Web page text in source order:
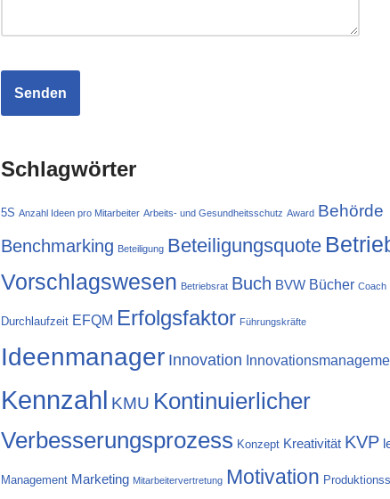
Schlagwörter
5S Anzahl Ideen pro Mitarbeiter Arbeits- und Gesundheitsschutz Award Behörde
Benchmarking Beteiligung Beteiligungsquote
Vorschlagswesen Betriebsrat Buch BVW Bücher Coach
Durchlaufzeit EFQM Erfolgsfaktor Führungskräfte
Ideenmanager Innovation
Kennzahl KMU Kontinuierlicher
Verbesserungsprozess Konzept Kreativität KVP
Management Marketing Mitarbeitervertretung Motivation